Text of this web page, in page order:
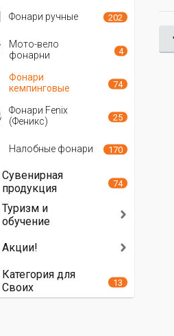
Фонари ручные 202
Мото-вело
фонарни
4
Фонари
кемпинговые
74
Фонари Fenix
(Феникс)
25
Налобные фонари 170
Сувенирная
продукция
74
Туризм и
обучение
Акции!
Категория для
Своих
13